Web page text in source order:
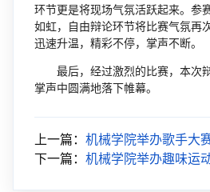
环节更是将现场气氛活跃起来。参
如虹，自由辩论环节将比赛气氛再
迅速升温，精彩不停，掌声不断。
最后，经过激烈的比赛，本次
掌声中圆满地落下帷幕。
上一篇： 机械学院举办歌手大
下一篇： 机械学院举办趣味运